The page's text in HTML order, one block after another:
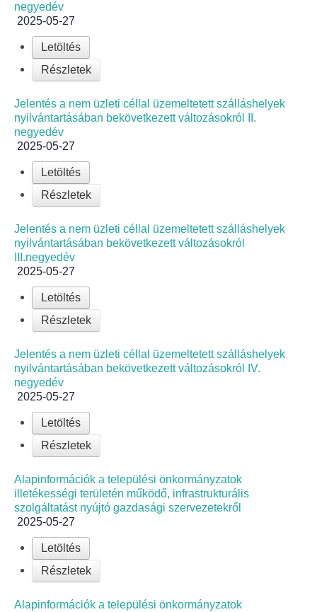
negyedév
2025-05-27
Letöltés
Részletek
Jelentés a nem üzleti céllal üzemeltetett szálláshelyek
nyilvántartásában bekövetkezett változásokról II.
negyedév
2025-05-27
Letöltés
Részletek
Jelentés a nem üzleti céllal üzemeltetett szálláshelyek
nyilvántartásában bekövetkezett változásokról
III.negyedév
2025-05-27
Letöltés
Részletek
Jelentés a nem üzleti céllal üzemeltetett szálláshelyek
nyilvántartásában bekövetkezett változásokról IV.
negyedév
2025-05-27
Letöltés
Részletek
Alapinformációk a települési önkormányzatok
illetékességi területén működő, infrastrukturális
szolgáltatást nyújtó gazdasági szervezetekről
2025-05-27
Letöltés
Részletek
Alapinformációk a települési önkormányzatok